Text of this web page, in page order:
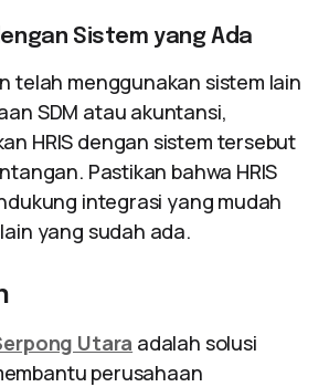
Sistem yang Ada
telah menggunakan sistem lain
SDM atau akuntansi,
HRIS dengan sistem tersebut
Pastikan bahwa HRIS
integrasi yang mudah
yang sudah ada.
Utara adalah solusi
perusahaan